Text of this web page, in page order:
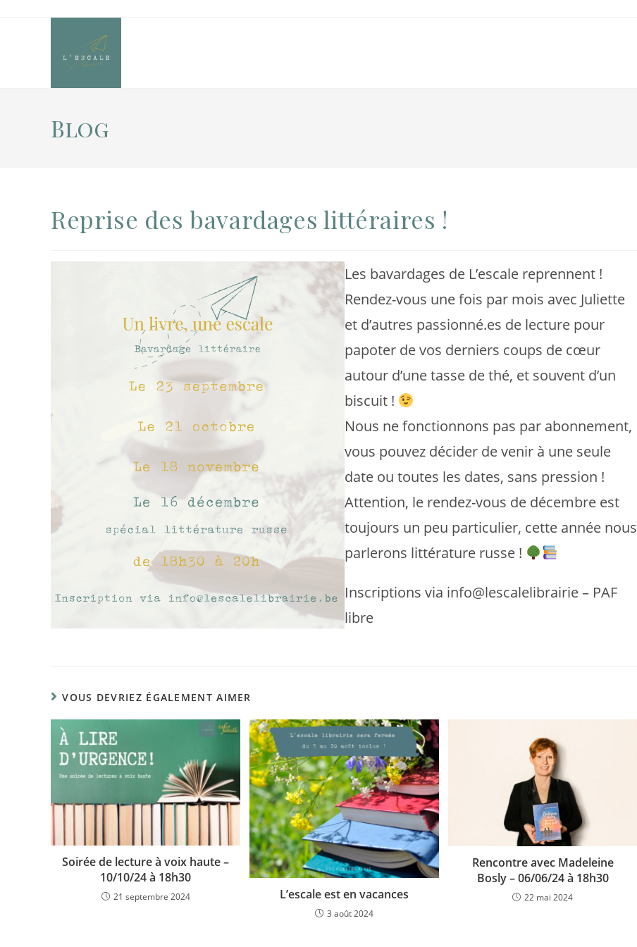
Blog
Reprise des bavardages littéraires !
Les bavardages de L’escale reprennent !
Rendez-vous une fois par mois avec Juliette
et d’autres passionné.es de lecture pour
papoter de vos derniers coups de cœur
autour d’une tasse de thé, et souvent d’un
biscuit !
Nous ne fonctionnons pas par abonnement,
vous pouvez décider de venir à une seule
date ou toutes les dates, sans pression !
Attention, le rendez-vous de décembre est
toujours un peu particulier, cette année nous
parlerons littérature russe !
Inscriptions via info@lescalelibrairie – PAF
libre
VOUS DEVRIEZ ÉGALEMENT AIMER
Soirée de lecture à voix haute –
10/10/24 à 18h30
21 septembre 2024 L’escale est en vacances
3 août 2024
Rencontre avec Madeleine
Bosly – 06/06/24 à 18h30
22 mai 2024